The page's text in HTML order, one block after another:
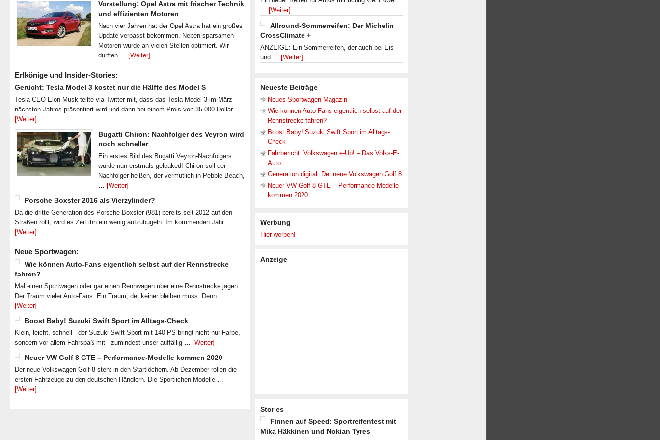
Vorstellung: Opel Astra mit frischer Technik
und effizienten Motoren
Nach vier Jahren hat der Opel Astra hat ein großes
Update verpasst bekommen. Neben sparsamen
Motoren wurde an vielen Stellen optimiert. Wir
durften … [Weiter]
Erlkönige und Insider-Stories:
Gerücht: Tesla Model 3 kostet nur die Hälfte des Model S
Tesla-CEO Elon Musk teilte via Twitter mit, dass das Tesla Model 3 im März
nächsten Jahres präsentiert wird und dann bei einem Preis von 35.000 Dollar …
[Weiter]
Bugatti Chiron: Nachfolger des Veyron wird
noch schneller
Ein erstes Bild des Bugatti Veyron-Nachfolgers
wurde nun erstmals geleaked! Chiron soll der
Nachfolger heißen, der vermutlich in Pebble Beach,
… [Weiter]
Porsche Boxster 2016 als Vierzylinder?
Da die dritte Generation des Porsche Boxster (981) bereits seit 2012 auf den
Straßen rollt, wird es Zeit ihn ein wenig aufzubügeln. Im kommenden Jahr …
[Weiter]
Neue Sportwagen:
Wie können Auto-Fans eigentlich selbst auf der Rennstrecke
fahren?
Mal einen Sportwagen oder gar einen Rennwagen über eine Rennstrecke jagen:
Der Traum vieler Auto-Fans. Ein Traum, der keiner bleiben muss. Denn …
[Weiter]
Boost Baby! Suzuki Swift Sport im Alltags-Check
Klein, leicht, schnell - der Suzuki Swift Sport mit 140 PS bringt nicht nur Farbe,
sondern vor allem Fahrspaß mit - zumindest unser auffällig … [Weiter]
Neuer VW Golf 8 GTE – Performance-Modelle kommen 2020
Der neue Volkswagen Golf 8 steht in den Startlöchern. Ab Dezember rollen die
ersten Fahrzeuge zu den deutschen Händlern. Die Sportlichen Modelle …
[Weiter]
… [Weiter]
Allround-Sommerreifen: Der Michelin
CrossClimate +
ANZEIGE: Ein Sommerreifen, der auch bei Eis
und … [Weiter]
Neueste Beiträge
Neues Sportwagen-Magazin
Wie können Auto-Fans eigentlich selbst auf der
Rennstrecke fahren?
Boost Baby! Suzuki Swift Sport im Alltags-
Check
Fahrbericht: Volkswagen e-Up! – Das Volks-E-
Auto
Generation digital: Der neue Volkswagen Golf 8
Neuer VW Golf 8 GTE – Performance-Modelle
kommen 2020
Werbung
Hier werben!
Anzeige
Stories
Finnen auf Speed: Sportreifentest mit
Mika Häkkinen und Nokian Tyres